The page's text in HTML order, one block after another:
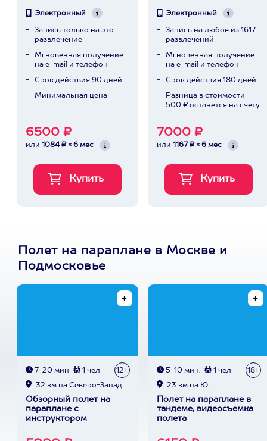
Электронный
Запись только на это
развлечение
Мгновенная получение
на e-mail и телефон
Срок действия 90 дней
Минимальная цена
6500 ₽
или 1084 ₽ × 6 мес
Электронный
Запись на любое из 1617
развлечений
Мгновенная получение
на e-mail и телефон
Срок действия 180 дней
Разница в стоимости
500 ₽ останется на счету
7000 ₽
или 1167 ₽ × 6 мес
Полет на параплане в Москве и
Подмосковье
7-20 мин 1 чел 12+
32 км на Северо-Запад
Обзорный полет на
параплане с
инструктором
5-10 мин. 1 чел 18+
23 км на Юг
Полет на параплане в
тандеме, видеосъемка
полета